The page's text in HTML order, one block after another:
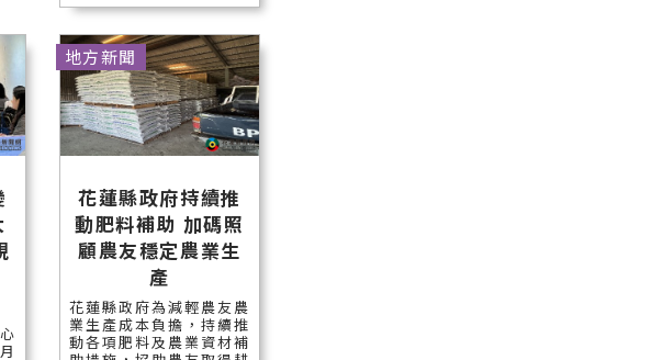
花蓮縣政府持續推
動肥料補助 加碼照
顧農友穩定農業生
產
花蓮縣政府為減輕農友農
業生產成本負擔，持續推
動各項肥料及農業資材補
地方新聞